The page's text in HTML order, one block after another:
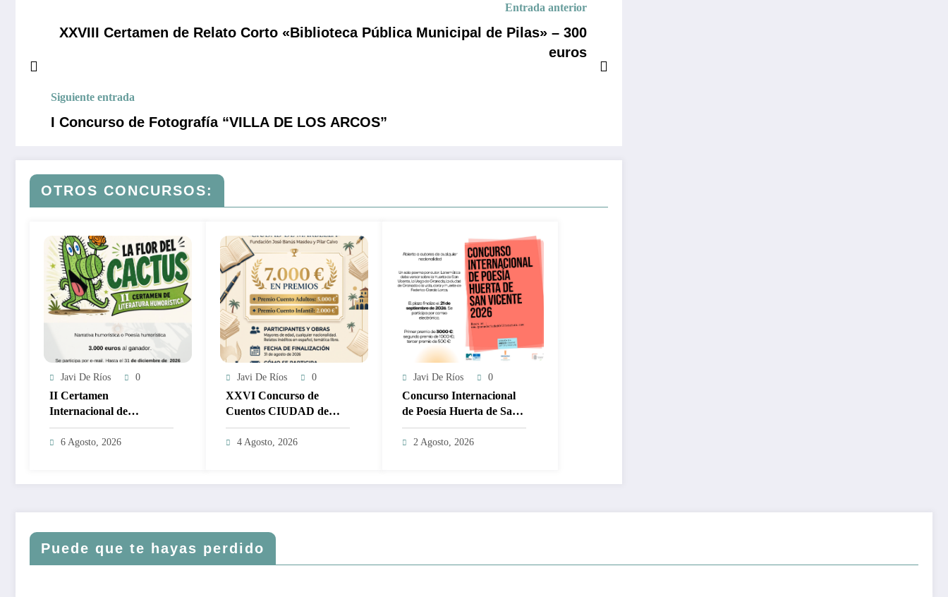
Entrada anterior
XXVIII Certamen de Relato Corto «Biblioteca Pública Municipal de Pilas» – 300
euros
Siguiente entrada
I Concurso de Fotografía “VILLA DE LOS ARCOS”
OTROS CONCURSOS:
Javi De Ríos 0
II Certamen
Internacional de
Literatura de Humor LA
FLOR DEL CACTUS
6 Agosto, 2026
Javi De Ríos 0
XXVI Concurso de
Cuentos CIUDAD de
MARBELLA – 5.000 y
2.000€
4 Agosto, 2026
Javi De Ríos 0
Concurso Internacional
de Poesía Huerta de San
Vicente 2026 – 3.000€
2 Agosto, 2026
Puede que te hayas perdido